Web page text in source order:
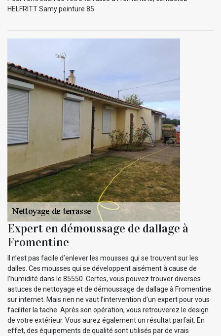
HELFRITT Samy peinture 85.
Expert en démoussage de dallage à
Fromentine
Il n’est pas facile d’enlever les mousses qui se trouvent sur les
dalles. Ces mousses qui se développent aisément à cause de
l’humidité dans le 85550. Certes, vous pouvez trouver diverses
astuces de nettoyage et de démoussage de dallage à Fromentine
sur internet. Mais rien ne vaut l’intervention d’un expert pour vous
faciliter la tache. Après son opération, vous retrouverez le design
de votre extérieur. Vous aurez également un résultat parfait. En
effet, des équipements de qualité sont utilisés par de vrais